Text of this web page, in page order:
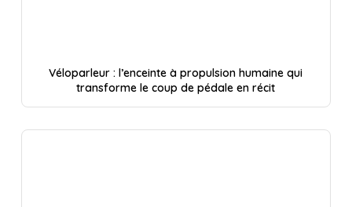
Véloparleur : l’enceinte à propulsion humaine qui
transforme le coup de pédale en récit